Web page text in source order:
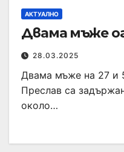
АКТУАЛНО
Двама мъже
28.03.2025
Двама мъже на 27 и
Преслав са
около…